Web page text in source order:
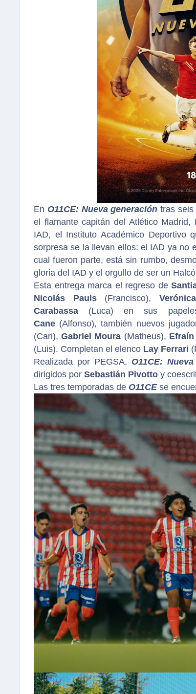
En O11CE: Nueva generación tras seis
el flamante capitán del Atlético Madrid,
IAD, el Instituto Académico
sorpresa se la llevan ellos: el IAD ya no
cual fueron parte, está sin rumbo,
gloria del IAD y el orgullo de ser un
Esta entrega marca el regreso de
Nicolás Pauls(Francisco),
Carabassa (Luca) en sus
Cane (Alfonso), también nuevos
(Cari),Gabriel Moura (Matheus),
(Luis). Completan el elenco Lay Ferrari
Realizada por PEGSA, O11CE:
dirigidos por Sebastián Pivotto y
Las tres temporadas de O11CE se